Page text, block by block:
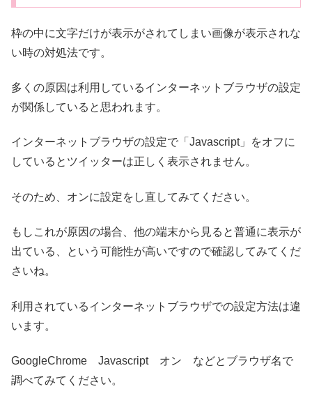
枠の中に文字だけが表示がされてしまい画像が表示されな
い時の対処法です。
多くの原因は利用しているインターネットブラウザの設定
が関係していると思われます。
インターネットブラウザの設定で「Javascript」をオフに
しているとツイッターは正しく表示されません。
そのため、オンに設定をし直してみてください。
もしこれが原因の場合、他の端末から見ると普通に表示が
出ている、という可能性が高いですので確認してみてくだ
さいね。
利用されているインターネットブラウザでの設定方法は違
います。
GoogleChrome Javascript オン などとブラウザ名で
調べてみてください。